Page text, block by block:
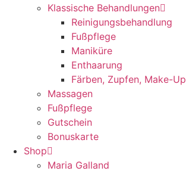
Klassische Behandlungen
Reinigungsbehandlung
Fußpflege
Maniküre
Enthaarung
Färben, Zupfen, Make-Up
Massagen
Fußpflege
Gutschein
Bonuskarte
Shop
Maria Galland